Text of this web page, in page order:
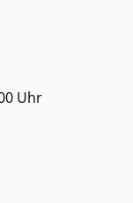
Uhr